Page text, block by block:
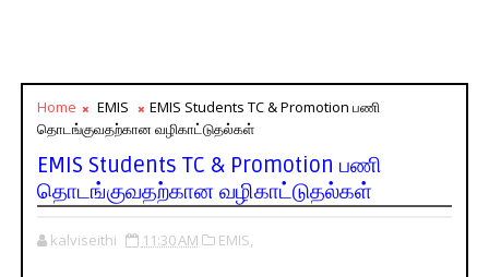
Home EMIS
EMIS Students TC & Promotion பணி
தொடங்குவதற்கான வழிகாட்டுதல்கள்
EMIS Students TC & Promotion பணி
தொடங்குவதற்கான வழிகாட்டுதல்கள்
kalviseithi 11:30 AM EMIS,